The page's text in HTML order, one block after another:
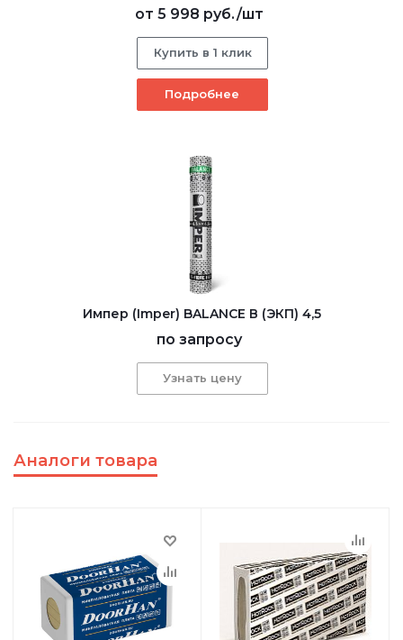
от 5 998 руб./шт
Купить в 1 клик
Подробнее
Импер (Imper) BALANCE В (ЭКП) 4,5
по запросу
Узнать цену
Аналоги товара